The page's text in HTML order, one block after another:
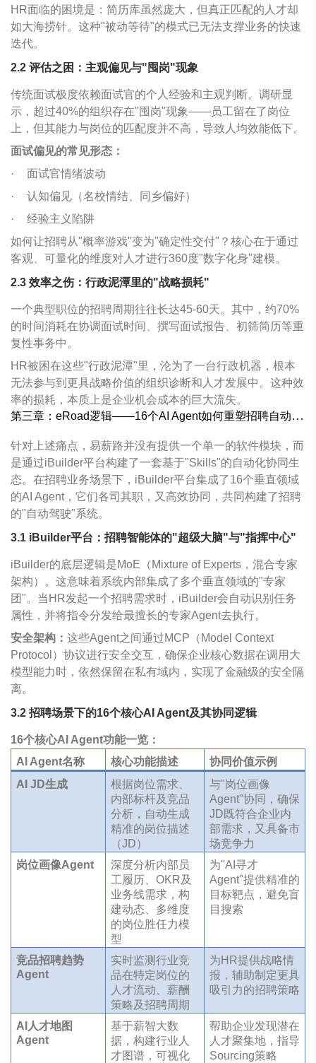
HR面临的困境是：简历库虽然庞大，但真正匹配的人才却
如大海捞针。这种"被动等待"的模式已无法支撑业务的快速
迭代。
2.2 评估之困：主观偏见与" 囤岗"现象
传统面试极度依赖面试官的个人经验和主观判断。调研显
示，超过40%的组织存在"囤岗"现象——员工留在了岗位
上，但其能力与岗位的匹配度并不高，导致人均效能低下。
面试偏见的常见形态：
·
面试官情绪波动
·
认知偏见（名校情结、同乡偏好）
·
经验主义陷阱
如何让招聘从"概率游戏"变为"确定性交付"？核心在于通过
客观、可量化的维度对人才进行360度"数字化身"建模。
2.3 效率之伤：行政泥潭里的"战略损耗"
一个典型职位的招聘周期往往长达45-60天。其中，约70%
的时间消耗在协调面试时间、撰写面试报告、初筛简历等重
复性事务中。
HR被困在这些"行政泥潭"里，沦为了一台行政机器，根本
无法参与到更具战略价值的组织诊断和人才发展中。这种效
率的损耗，本质上是企业机会成本的巨大流失。
第三章： eRoad逻辑——16个AI Agent如何重塑招聘自动化闭环？
针对上述痛点，易薪路并没有提供一个单一的软件模块，而
是通过iBuilder平台构建了一套基于"Skills"的自动化协同生
态。在招聘业务场景下，iBuilder平台集成了16个垂直领域
的AI Agent，它们各司其职，又高效协同，共同构建了招聘
的"自动驾驶"系统。
3.1 iBuilder平台：招聘智能体的"超级大脑"与"指挥中心"
iBuilder的底层逻辑是MoE（Mixture of Experts，混合专家
架构）。这意味着系统内部集成了多个垂直领域的"专家
团"。当HR发起一个招聘需求时，iBuilder会自动识别任务
属性，并将指令分发给最擅长的专家Agent去执行。
安全架构： 这些Agent之间通过MCP（Model Context
Protocol）协议进行安全交互，确保企业核心数据在调用大
模型能力时，依然保留在私有域内，实现了金融级的安全隔
离。
3.2 招聘场景下的16个核心AI Agent及其协同逻辑
16个核心AI Agent功能一览：
AI Agent名称
核心功能描述
协同价值示例
AI JD生成
根据岗位需求、
内部标杆及竞品
分析，自动生成
精准的岗位描述
（JD）
与"岗位画像
Agent"协同，确保
JD既符合企业内
部需求，又具备市
场竞争力
岗位画像Agent
深度分析内部员
工履历、OKR及
业务线需求，构
建动态、多维度
的岗位胜任力模
型
为"AI寻才
Agent"提供精准的
目标靶点，避免盲
目搜索
竞品招聘趋势
Agent
实时监测行业竞
品在特定岗位的
人才流动、薪酬
策略及招聘周期
为HR提供战略情
报，辅助制定更具
吸引力的招聘策略
AI人才地图
Agent
基于薪智大数
据，构建行业人
才图谱，可视化
帮助企业发现潜在
人才聚集地，指导
Sourcing策略